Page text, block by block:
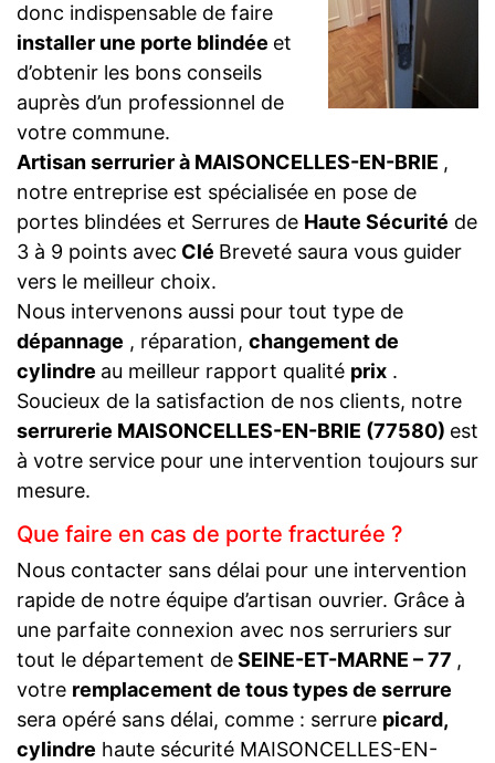
donc indispensable de faire
installer une porte blindée et
d’obtenir les bons conseils
auprès d’un professionnel de
votre commune.
Artisan serrurier à MAISONCELLES-EN-BRIE ,
notre entreprise est spécialisée en pose de
portes blindées et Serrures de Haute Sécurité de
3 à 9 points avec Clé Breveté saura vous guider
vers le meilleur choix.
Nous intervenons aussi pour tout type de
dépannage , réparation, changement de
cylindre au meilleur rapport qualité prix .
Soucieux de la satisfaction de nos clients, notre
serrurerie MAISONCELLES-EN-BRIE (77580) est
à votre service pour une intervention toujours sur
mesure.
Que faire en cas de porte fracturée ?
Nous contacter sans délai pour une intervention
rapide de notre équipe d’artisan ouvrier. Grâce à
une parfaite connexion avec nos serruriers sur
tout le département deSEINE-ET-MARNE – 77 ,
votre remplacement de tous types de serrure
sera opéré sans délai, comme : serrure picard,
cylindre haute sécurité MAISONCELLES-EN-